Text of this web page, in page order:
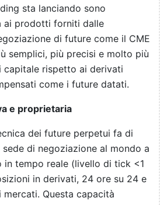
sta lanciando sono
ai prodotti forniti dalle
di future come il CME
semplici, più precisi e molto più
rispetto ai derivati
come i future datati.
e proprietaria
dei future perpetui fa di
di negoziazione al mondo a
tempo reale (livello di tick <1
in derivati, 24 ore su 24 e
Questa capacità